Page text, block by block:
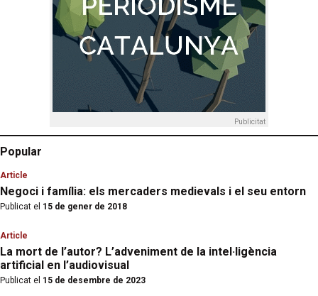
Publicitat
Popular
Article
Negoci i família: els mercaders medievals i el seu entorn
Publicat el 15 de gener de 2018
Article
La mort de l’autor? L’adveniment de la intel·ligència
artificial en l’audiovisual
Publicat el 15 de desembre de 2023